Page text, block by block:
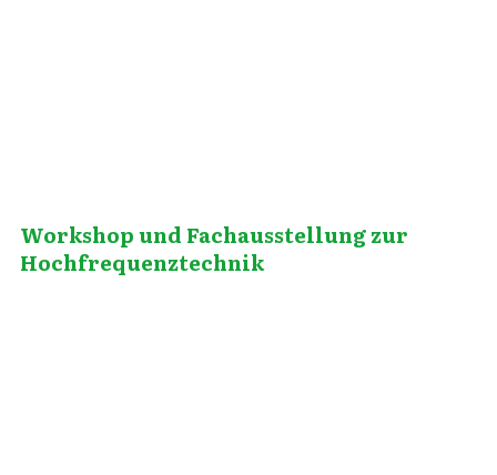
Workshop und Fachausstellung zur
Hochfrequenztechnik